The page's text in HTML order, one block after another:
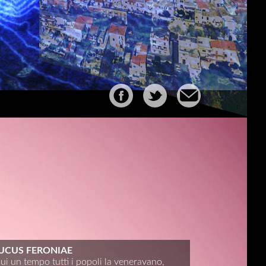
FERONIAE
un tempo tutti i popoli la veneravano,